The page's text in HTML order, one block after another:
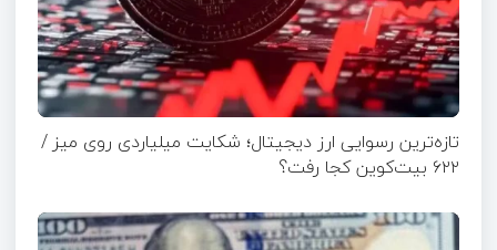
تازه‌ترین رسوایی ارز دیجیتال؛ شکایت میلیاردی روی میز /
۶۲۲ بیت‌کوین کجا رفت؟